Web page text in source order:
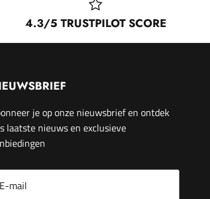
4.3/5 TRUSTPILOT SCORE
je op onze nieuwsbrief en ontdek
laatste nieuws en exclusieve